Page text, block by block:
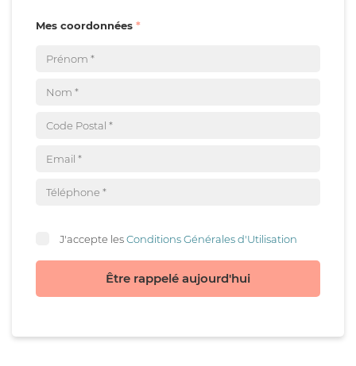
Mes coordonnées
J'accepte lesConditions Générales d'Utilisation
Être rappelé aujourd'hui